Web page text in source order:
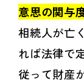
意思の関与
相続人が亡
れば法律で
従って財産